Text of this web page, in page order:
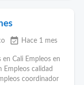
event_available Hace 1 mes
en Cali Empleos en
Empleos calidad
coordinador